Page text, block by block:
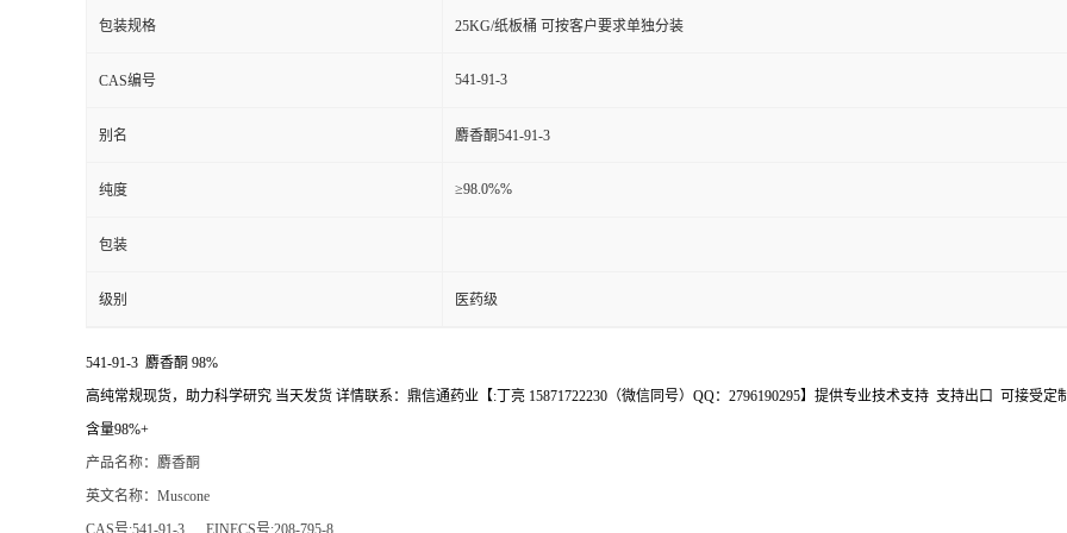
包装规格 25KG/纸板桶 可按客户要求单独分装
CAS编号 541-91-3
别名 麝香酮541-91-3
纯度 ≥98.0%%
包装
级别 医药级
541-91-3 麝香酮 98%
高纯常规现货，助力科学研究 当天发货 详情联系：鼎信通药业【:丁亮 15871722230（微信同号）QQ：2796190295】提供专业技术支持 支持出口 可接受定
含量98%+
产品名称：麝香酮
英文名称：Muscone
CAS号:541-91-3 EINECS号:208-795-8